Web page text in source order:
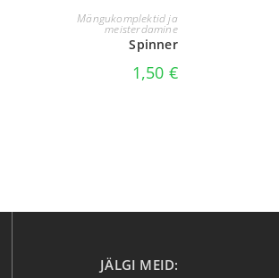
LISA KORVI
Mängukomplektid ja
meisterdamine
Spinner
1,50 €
JÄLGI MEID: